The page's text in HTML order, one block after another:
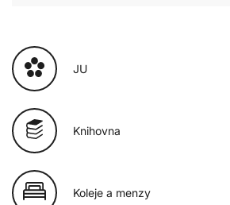
JU
Knihovna
Koleje a menzy